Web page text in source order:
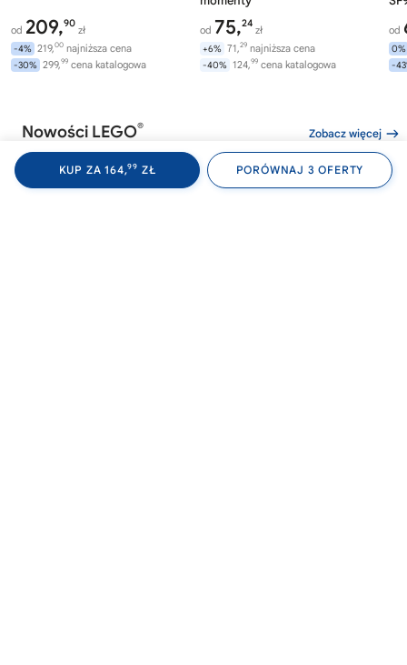
KUP ZA 164,99 ZŁ PORÓWNAJ 3 OFERTY
od 209,90
zł
-4% 219,00 najniższa cena
-30% 299,99 cena katalogowa
od 75,24
zł
+6% 71,29 najniższa cena
-40% 124,99 cena katalogowa
od
0%
-
Nowości LEGO® Zobacz więcej